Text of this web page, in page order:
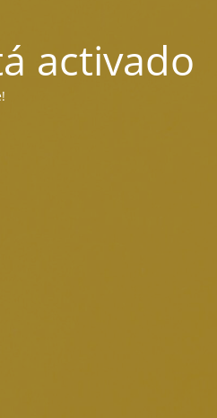
activado